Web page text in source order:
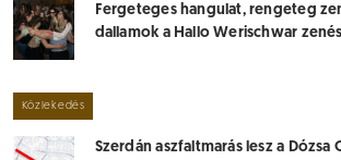
Fergeteges hangulat, rengeteg
dallamok a Hallo Werischwar
Közlekedés
Szerdán aszfaltmarás lesz a